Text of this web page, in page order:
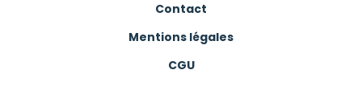
Contact
Mentions légales
CGU